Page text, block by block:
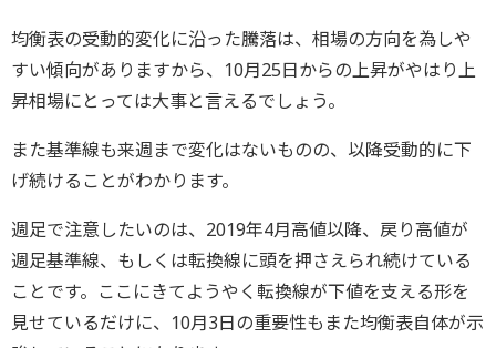
均衡表の受動的変化に沿った騰落は、相場の方向を為しや
すい傾向がありますから、10月25日からの上昇がやはり上
昇相場にとっては大事と言えるでしょう。
また基準線も来週まで変化はないものの、以降受動的に下
げ続けることがわかります。
週足で注意したいのは、2019年4月高値以降、戻り高値が
週足基準線、もしくは転換線に頭を押さえられ続けている
ことです。ここにきてようやく転換線が下値を支える形を
見せているだけに、10月3日の重要性もまた均衡表自体が示